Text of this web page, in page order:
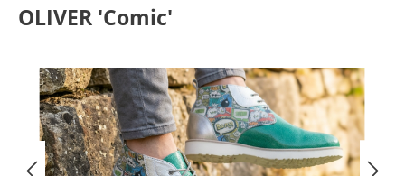
OLIVER 'Comic'
Bildergalerie überspringen